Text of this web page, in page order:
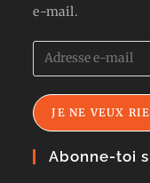
e-mail.
Adresse
e-
mail
JE NE VEUX
Abonne-toi